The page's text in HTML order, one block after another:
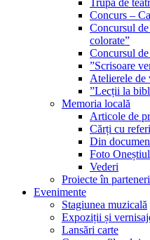
Trupa de
Concurs –
Concursul
colorate”
Concursul
”Scrisoare
Atelierele de
”Lecții la
Memoria locală
Articole de
Cărți cu
Din
Foto
Vederi
Proiecte în
Evenimente
Stagiunea muzicală
Expoziții și
Lansări carte